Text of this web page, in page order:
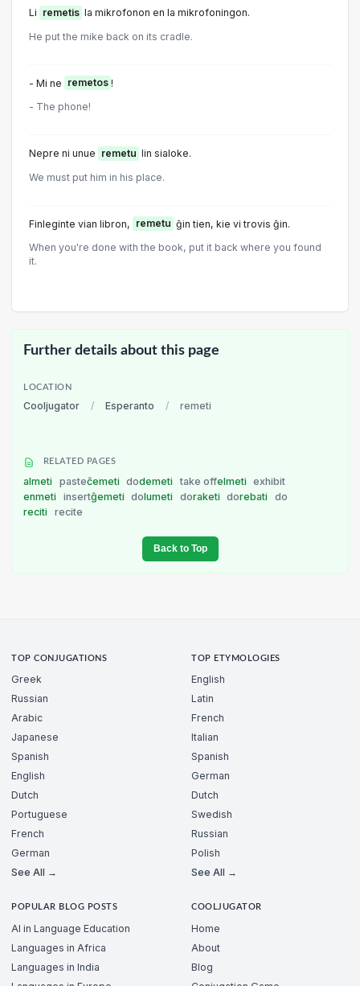
Li remetis la mikrofonon en la mikrofoningon.
He put the mike back on its cradle.
- Mi ne remetos !
- The phone!
Nepre ni unue remetu lin sialoke.
We must put him in his place.
Finleginte vian libron, remetu ĝin tien, kie vi trovis ĝin.
When you're done with the book, put it back where you found
it.
Further details about this page
LOCATION
Cooljugator / Esperanto / remeti
RELATED PAGES
almeti pasteĉemeti dodemeti take offelmeti
exhibit
enmeti
insertĝemeti dolumeti doraketi dorebati
do
reciti
recite
Back to Top
TOP CONJUGATIONS
Greek
Russian
Arabic
Japanese
Spanish
English
Dutch
Portuguese
French
German
See All →
TOP ETYMOLOGIES
English
Latin
French
Italian
Spanish
German
Dutch
Swedish
Russian
Polish
See All →
POPULAR BLOG POSTS
AI in Language Education
Languages in Africa
Languages in India
COOLJUGATOR
Home
About
Blog